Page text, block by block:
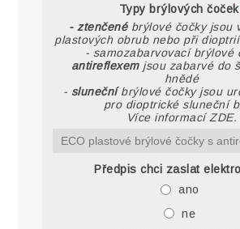
Typy brýlových čoček
- ztenčené brýlové čočky jsou
plastových obrub nebo při
- samozabarvovací brýlové
antireflexemjsou zabarvé do
hnědé
- slunečníbrýlové čočky jsou
pro dioptrické sluneční
Více informací ZDE.
Předpis chci zaslat
ano
ne